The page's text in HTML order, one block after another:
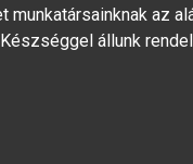
munkatársainknak az
Készséggel állunk